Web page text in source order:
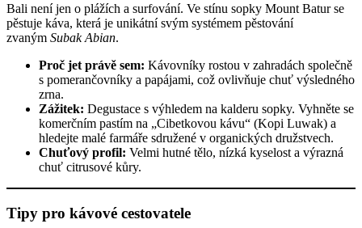
Bali není jen o plážích a surfování. Ve stínu sopky Mount Batur se
pěstuje káva, která je unikátní svým systémem pěstování
zvaným Subak Abian.
Proč jet právě sem: Kávovníky rostou v zahradách společně
s pomerančovníky a papájami, což ovlivňuje chuť výsledného
zrna.
Zážitek: Degustace s výhledem na kalderu sopky. Vyhněte se
komerčním pastím na „Cibetkovou kávu“ (Kopi Luwak) a
hledejte malé farmáře sdružené v organických družstvech.
Chuťový profil: Velmi hutné tělo, nízká kyselost a výrazná
chuť citrusové kůry.
Tipy pro kávové cestovatele